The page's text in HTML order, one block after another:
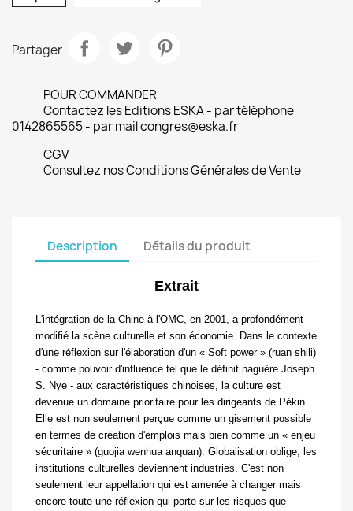
Partager
POUR COMMANDER
Contactez les Editions ESKA - par téléphone
0142865565 - par mail congres@eska.fr
CGV
Consultez nos Conditions Générales de Vente
Description Détails du produit
Extrait
L'intégration de la Chine à l'OMC, en 2001, a profondément
modifié la scène culturelle et son économie. Dans le contexte
d'une réflexion sur l'élaboration d'un « Soft power » (ruan shili)
- comme pouvoir d'influence tel que le définit naguère Joseph
S. Nye - aux caractéristiques chinoises, la culture est
devenue un domaine prioritaire pour les dirigeants de Pékin.
Elle est non seulement perçue comme un gisement possible
en termes de création d'emplois mais bien comme un « enjeu
sécuritaire » (guojia wenhua anquan). Globalisation oblige, les
institutions culturelles deviennent industries. C'est non
seulement leur appellation qui est amenée à changer mais
encore toute une réflexion qui porte sur les risques que